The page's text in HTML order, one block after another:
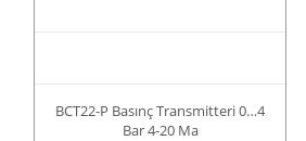
BCT22-P Basınç Transmitteri 0…4
Bar 4-20 Ma